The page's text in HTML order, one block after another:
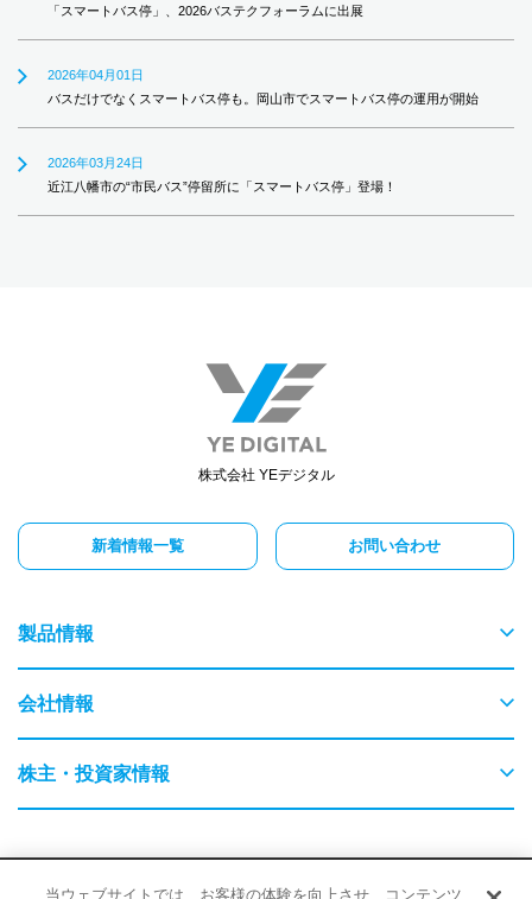
「スマートバス停」、2026バステクフォーラムに出展
2026年04月01日
バスだけでなくスマートバス停も。岡山市でスマートバス停の運用が開始
2026年03月24日
近江八幡市の“市民バス”停留所に「スマートバス停」登場！
株式会社 YEデジタル
新着情報一覧 お問い合わせ
製品情報
物流
交通
保守・保全
会社情報
ごあいさつ
株主・投資家情報
採用情報 サイトポリシー 品質・環境に対する取り組み
当ウェブサイトでは、お客様の体験を向上させ、コンテンツ